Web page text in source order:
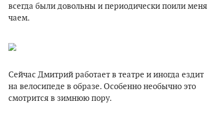
всегда были довольны и периодически поили меня
чаем.
Сейчас Дмитрий работает в театре и иногда ездит
на велосипеде в образе. Особенно необычно это
смотрится в зимнюю пору.